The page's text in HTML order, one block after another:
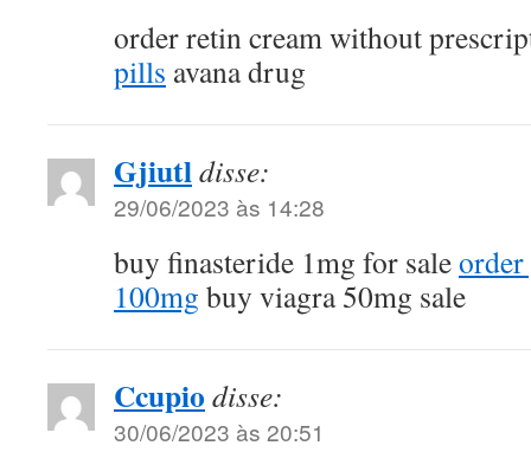
order retin cream without
pills avana drug
Gjiutldisse:
29/06/2023 às 14:28
buy finasteride 1mg for sale
100mg buy viagra 50mg sale
Ccupio disse:
30/06/2023 às 20:51